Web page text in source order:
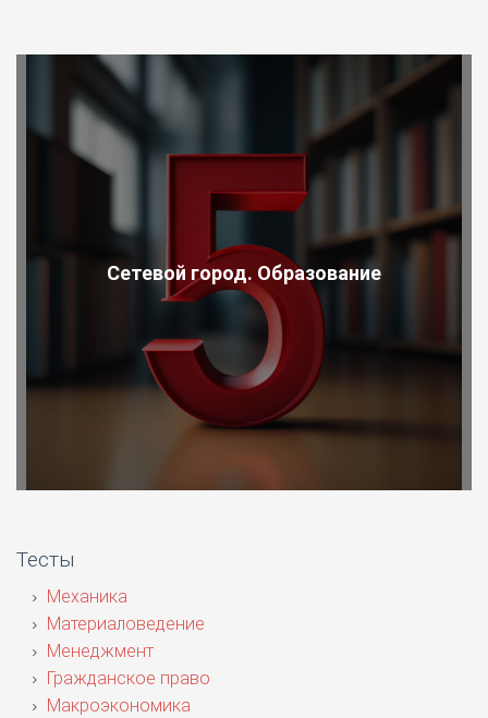
Сетевой город. Образование
Тесты
Механика
Материаловедение
Менеджмент
Гражданское право
Макроэкономика